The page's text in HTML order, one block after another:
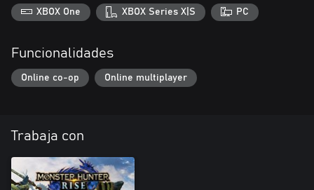
XBOX One XBOX Series X|S PC
Funcionalidades
Online co-op Online multiplayer
Trabaja con